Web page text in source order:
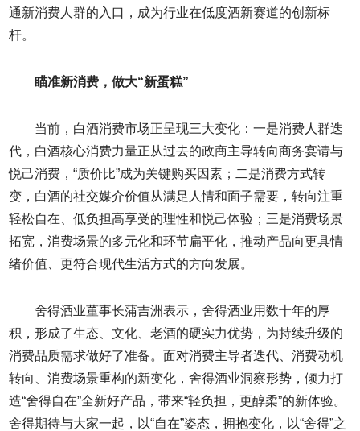
通新消费人群的入口，成为行业在低度酒新赛道的创新标
杆。
瞄准新消费，做大“新蛋糕”
当前，白酒消费市场正呈现三大变化：一是消费人群迭
代，白酒核心消费力量正从过去的政商主导转向商务宴请与
悦己消费，“质价比”成为关键购买因素；二是消费方式转
变，白酒的社交媒介价值从满足人情和面子需要，转向注重
轻松自在、低负担高享受的理性和悦己体验；三是消费场景
拓宽，消费场景的多元化和环节扁平化，推动产品向更具情
绪价值、更符合现代生活方式的方向发展。
舍得酒业董事长蒲吉洲表示，舍得酒业用数十年的厚
积，形成了生态、文化、老酒的硬实力优势，为持续升级的
消费品质需求做好了准备。面对消费主导者迭代、消费动机
转向、消费场景重构的新变化，舍得酒业洞察形势，倾力打
造“舍得自在”全新好产品，带来“轻负担，更醇柔”的新体验。
舍得期待与大家一起，以“自在”姿态，拥抱变化，以“舍得”之